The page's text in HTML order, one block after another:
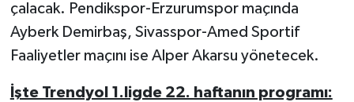
çalacak. Pendikspor-Erzurumspor maçında
Ayberk Demirbaş, Sivasspor-Amed Sportif
Faaliyetler maçını ise Alper Akarsu yönetecek.
İşte Trendyol 1.ligde 22. haftanın programı: